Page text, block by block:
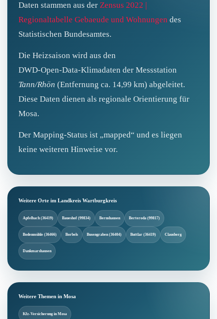
Daten stammen aus der Zensus 2022 |
Regionaltabelle Gebaeude und Wohnungen des
Statistischen Bundesamtes.
Die Heizsaison wird aus den
DWD‑Open‑Data‑Klimadaten der Messstation
Tann/Rhön (Entfernung ca. 14,99 km) abgeleitet.
Diese Daten dienen als regionale Orientierung für
Mosa.
Der Mapping‑Status ist „mapped“ und es liegen
keine weiteren Hinweise vor.
Weitere Orte im Landkreis Wartburgkreis
Apfelbach (36419) Baueshof (99834) Bernshausen Berteroda (99817)
Bodenmühle (36466) Borbels Busengraben (36404) Buttlar (36419) Clausberg
Dankmarshausen
Weitere Themen in Mosa
Kfz-Versicherung in Mosa